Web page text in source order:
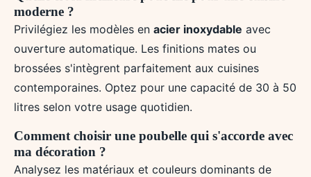
moderne ?
Privilégiez les modèles en acier inoxydable avec
ouverture automatique. Les finitions mates ou
brossées s'intègrent parfaitement aux cuisines
contemporaines. Optez pour une capacité de 30 à 50
litres selon votre usage quotidien.
Comment choisir une poubelle qui s'accorde avec
ma décoration ?
Analysez les matériaux et couleurs dominants de